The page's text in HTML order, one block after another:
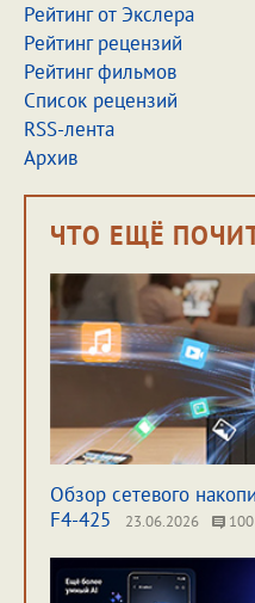
Рейтинг от Экслера
Рейтинг рецензий
Рейтинг фильмов
Список рецензий
RSS-лента
Архив
ЧТО ЕЩЁ
Обзор сетевого
F4-425
23.06.2026 100